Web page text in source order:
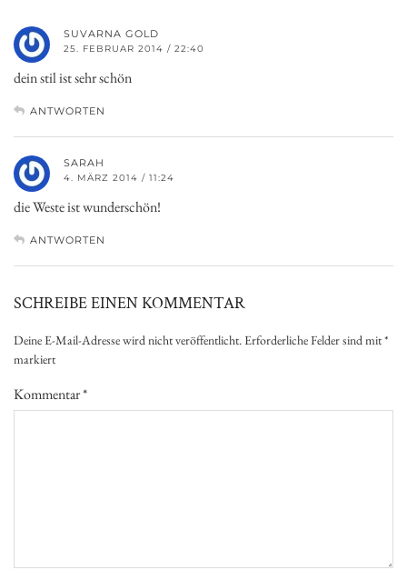
SUVARNA GOLD
25. FEBRUAR 2014 / 22:40
dein stil ist sehr schön
ANTWORTEN
SARAH
4. MÄRZ 2014 / 11:24
die Weste ist wunderschön!
ANTWORTEN
SCHREIBE EINEN KOMMENTAR
Deine E-Mail-Adresse wird nicht veröffentlicht.Erforderliche Felder sind mit*
markiert
Kommentar*